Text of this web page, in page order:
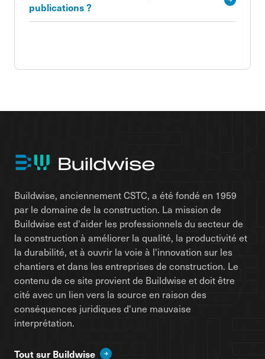
publications ?
Buildwise, anciennement CSTC, a été fondé en 1959
par le domaine de la construction. La mission de
Buildwise est d'aider les professionnels du secteur de
la construction à améliorer la qualité, la productivité et
la durabilité, et à ouvrir la voie à l'innovation sur les
chantiers et dans les entreprises de construction. Le
contenu de ce site provient de Buildwise et doit être
cité avec un lien vers la source en raison des
conséquences juridiques d'une mauvaise
interprétation.
Tout sur Buildwise